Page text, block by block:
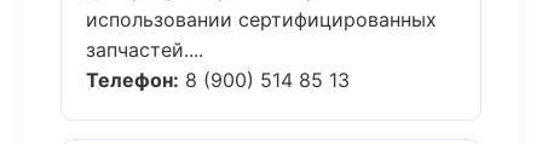
использовании сертифицированных
запчастей....
Телефон: 8 (900) 514 85 13